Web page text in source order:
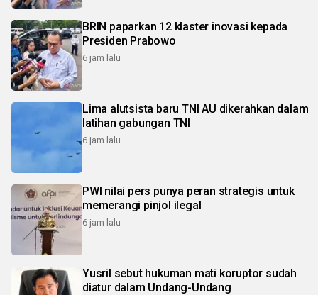
BRIN paparkan 12 klaster inovasi kepada
Presiden Prabowo
6 jam lalu
Lima alutsista baru TNI AU dikerahkan dalam
latihan gabungan TNI
6 jam lalu
PWI nilai pers punya peran strategis untuk
memerangi pinjol ilegal
6 jam lalu
Yusril sebut hukuman mati koruptor sudah
diatur dalam Undang-Undang